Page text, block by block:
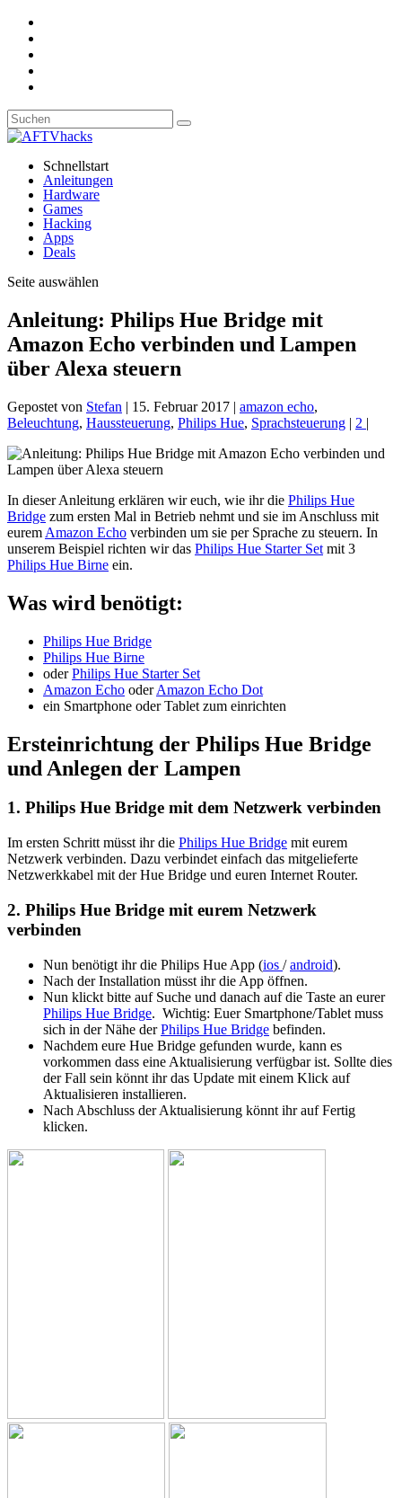
Schnellstart
Anleitungen
Hardware
Games
Hacking
Apps
Deals
Seite auswählen
Anleitung: Philips Hue Bridge mit
Amazon Echo verbinden und Lampen
über Alexa steuern
Gepostet von Stefan | 15. Februar 2017 | amazon echo,
Beleuchtung, Haussteuerung, Philips Hue, Sprachsteuerung | 2 |
In dieser Anleitung erklären wir euch, wie ihr die Philips Hue
Bridge zum ersten Mal in Betrieb nehmt und sie im Anschluss mit
eurem Amazon Echo verbinden um sie per Sprache zu steuern. In
unserem Beispiel richten wir das Philips Hue Starter Set mit 3
Philips Hue Birne ein.
Was wird benötigt:
Philips Hue Bridge
Philips Hue Birne
oderPhilips Hue Starter Set
Amazon Echo oderAmazon Echo Dot
ein Smartphone oder Tablet zum einrichten
Ersteinrichtung der Philips Hue Bridge
und Anlegen der Lampen
1. Philips Hue Bridge mit dem Netzwerk verbinden
Im ersten Schritt müsst ihr die Philips Hue Bridge mit eurem
Netzwerk verbinden. Dazu verbindet einfach das mitgelieferte
Netzwerkkabel mit der Hue Bridge und euren Internet Router.
2. Philips Hue Bridge mit eurem Netzwerk
verbinden
Nun benötigt ihr die Philips Hue App (ios /android).
Nach der Installation müsst ihr die App öffnen.
Nun klickt bitte auf Suche und danach auf die Taste an eurer
Philips Hue Bridge. Wichtig: Euer Smartphone/Tablet muss
sich in der Nähe derPhilips Hue Bridge befinden.
Nachdem eure Hue Bridge gefunden wurde, kann es
vorkommen dass eine Aktualisierung verfügbar ist. Sollte dies
der Fall sein könnt ihr das Update mit einem Klick auf
Aktualisieren installieren.
Nach Abschluss der Aktualisierung könnt ihr auf Fertig
klicken.